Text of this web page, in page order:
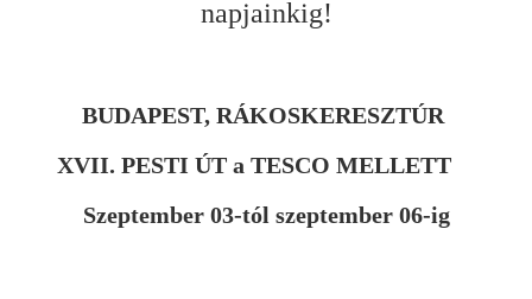
napjainkig!
BUDAPEST, RÁKOSKERESZTÚR
XVII. PESTI ÚT a TESCO MELLETT
Szeptember 03-tól szeptember 06-ig